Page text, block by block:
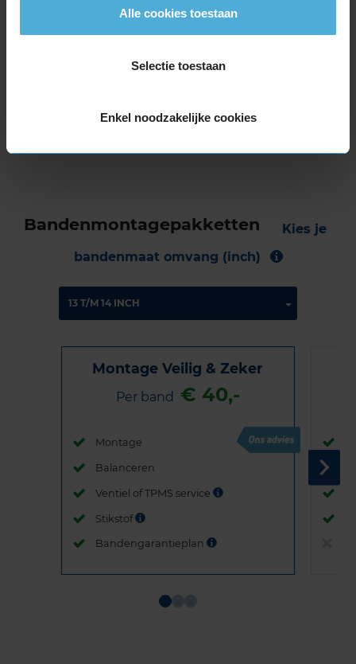
Alle cookies toestaan
Selectie toestaan
Enkel noodzakelijke cookies
een normale geluidsproductie heeft.
bandenlabel van deze band, klik dan
Bandenmontagepakketten
Kies je
bandenmaat omvang (inch)
Montage Veilig & Zeker
Per band € 40,-
Montage
Balanceren
Ventiel of TPMS service
Stikstof
Bandengarantieplan